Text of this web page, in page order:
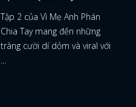
Tập 2 của Vì Mẹ Anh Phán
Chia Tay mang đến những
tràng cười dí dỏm và viral với